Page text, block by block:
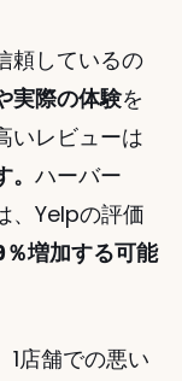
頼しているの
実際の体験を
いレビューは
ハーバー
、Yelpの評価
増加する可能
1店舗での悪い